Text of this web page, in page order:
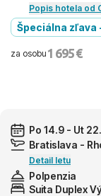
Popis hotela od
Špeciálna zľava
za osobu 1 695 €
Po 14.9 - Ut
Bratislava -
Detail letu
Polpenzia
Suita Duplex